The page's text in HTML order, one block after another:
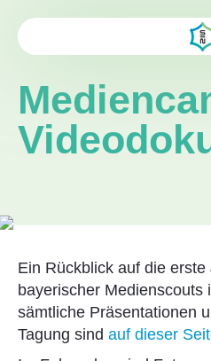
Ein Rückblick auf die erste
bayerischer Medienscouts
sämtliche Präsentationen
Tagung sind auf dieser